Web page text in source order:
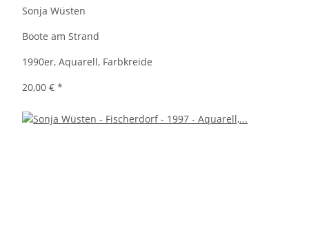
Sonja Wüsten
Boote am Strand
1990er, Aquarell, Farbkreide
20,00 € *